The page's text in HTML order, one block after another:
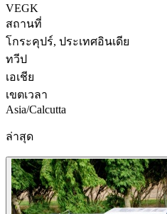
VEGK
สถานที่
โกระคุปร์, ประเทศอินเดีย
ทวีป
เอเชีย
เขตเวลา
Asia/Calcutta
ล่าสุด